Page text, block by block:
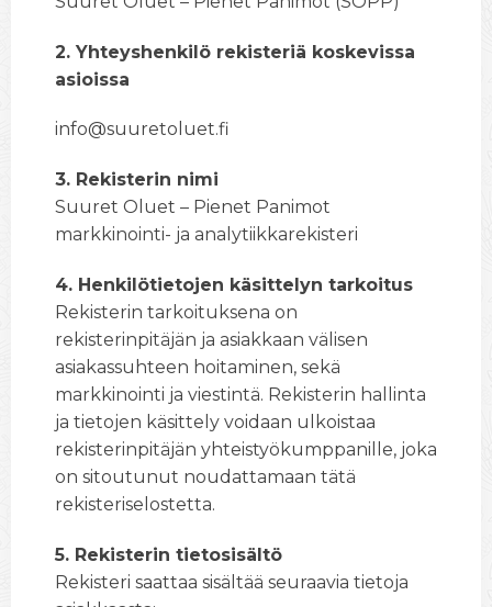
2. Yhteyshenkilö rekisteriä koskevissa
asioissa
info@suuretoluet.fi
3. Rekisterin nimi
Suuret Oluet – Pienet Panimot
markkinointi- ja analytiikkarekisteri
4. Henkilötietojen käsittelyn tarkoitus
Rekisterin tarkoituksena on
rekisterinpitäjän ja asiakkaan välisen
asiakassuhteen hoitaminen, sekä
markkinointi ja viestintä. Rekisterin hallinta
ja tietojen käsittely voidaan ulkoistaa
rekisterinpitäjän yhteistyökumppanille, joka
on sitoutunut noudattamaan tätä
rekisteriselostetta.
5. Rekisterin tietosisältö
Rekisteri saattaa sisältää seuraavia tietoja